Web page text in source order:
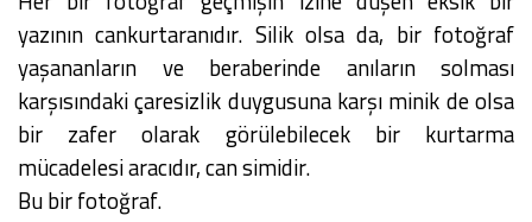
yazının cankurtaranıdır. Silik olsa da, bir fotoğraf
yaşananların ve beraberinde anıların solması
karşısındaki çaresizlik duygusuna karşı minik de olsa
bir zafer olarak görülebilecek bir kurtarma
mücadelesi aracıdır, can simidir.
Bu bir fotoğraf.